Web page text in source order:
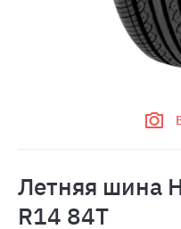
Летняя шина
R14 84T